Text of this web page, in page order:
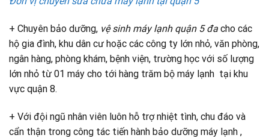
+ Chuyên bảo dưỡng, vệ sinh máy lạnh quận 5 đa cho các
hộ gia đình, khu dân cư hoặc các công ty lớn nhỏ, văn phòng,
ngân hàng, phòng khám, bệnh viện, trường học với số lượng
lớn nhỏ từ 01 máy cho tới hàng trăm bộ máy lạnh tại khu
vực quận 8.
+ Với đội ngũ nhân viên luôn hỗ trợ nhiệt tình, chu đáo và
cẩn thận trong công tác tiến hành bảo dưỡng máy lạnh ,